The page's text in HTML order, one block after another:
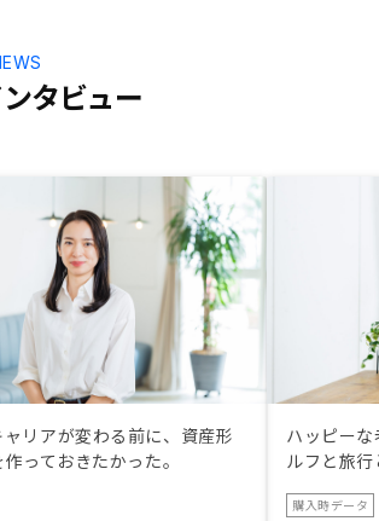
タビュー
リアが変わる前に、資産形
っておきたかった。
ハッピー
ルフと旅
購入時データ